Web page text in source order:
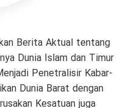
Berita Aktual tentang
Dunia Islam dan Timur
Penetralisir Kabar-
Dunia Barat dengan
Kesatuan juga